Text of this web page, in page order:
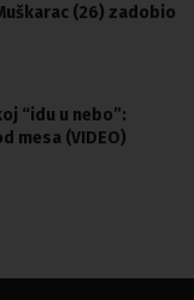
(26) zadobio
“idu u nebo”:
mesa (VIDEO)